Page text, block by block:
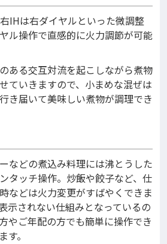
IHは右ダイヤルといった微調整
ル操作で直感的に火力調節が可能
ある交互対流を起こしながら煮物
ていきますので、小まめな混ぜは
き届いて美味しい煮物が調理でき
などの煮込み料理には沸とうした
タッチ操作。炒飯や餃子など、仕
などは火力変更がすばやくできま
示されない仕組みとなっているの
やご年配の方でも簡単に操作でき
。